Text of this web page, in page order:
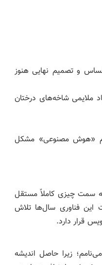
و تصمیم نهایی هنوز
ملایمی شاخه‌های درختان
«هوش مصنوعی» مشکل
سمت چیزی کاملاً مستقل
این فناوری سال‌ها تلاش
قرار دارد.
زیرا حاصل اندیشه